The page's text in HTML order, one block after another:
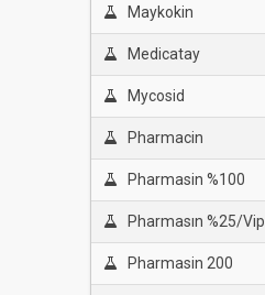
Maykokin
Medicatay
Mycosid
Pharmacin
Pharmasin %100
Pharmasın %25/Vip
Pharmasin 200